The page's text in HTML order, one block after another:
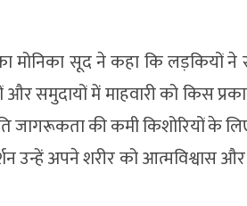
सूद ने कहा कि लड़कियों ने
समुदायों में माहवारी को किस
जागरूकता की कमी किशोरियों के
उन्हें अपने शरीर को आत्मविश्वास